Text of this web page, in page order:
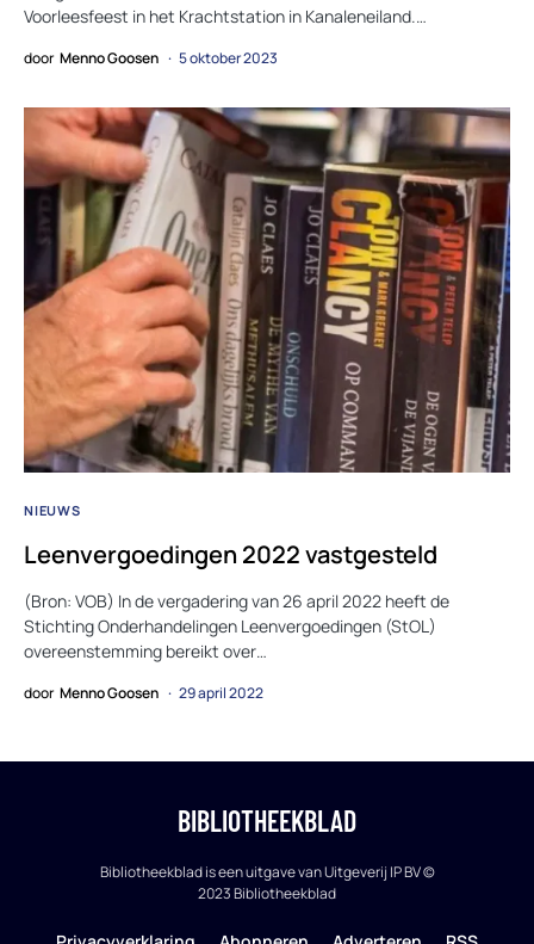
Voorleesfeest in het Krachtstation in Kanaleneiland.…
door Menno Goosen 5 oktober 2023
NIEUWS
Leenvergoedingen 2022 vastgesteld
(Bron: VOB) In de vergadering van 26 april 2022 heeft de
Stichting Onderhandelingen Leenvergoedingen (StOL)
overeenstemming bereikt over…
door Menno Goosen 29 april 2022
BIBLIOTHEEKBLAD
Bibliotheekblad is een uitgave van Uitgeverij IP BV ©
2023 Bibliotheekblad